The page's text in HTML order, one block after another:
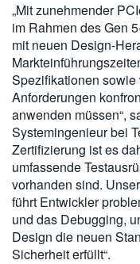
„Mit zunehmender
im Rahmen des Gen
mit neuen Design-
Spezifikationen
Anforderungen
anwenden müssen“,
Systemingenieur bei
Zertifizierung ist es
umfassende
vorhanden sind.
führt Entwickler
und das Debugging,
Design die neuen
Sicherheit erfüllt“.